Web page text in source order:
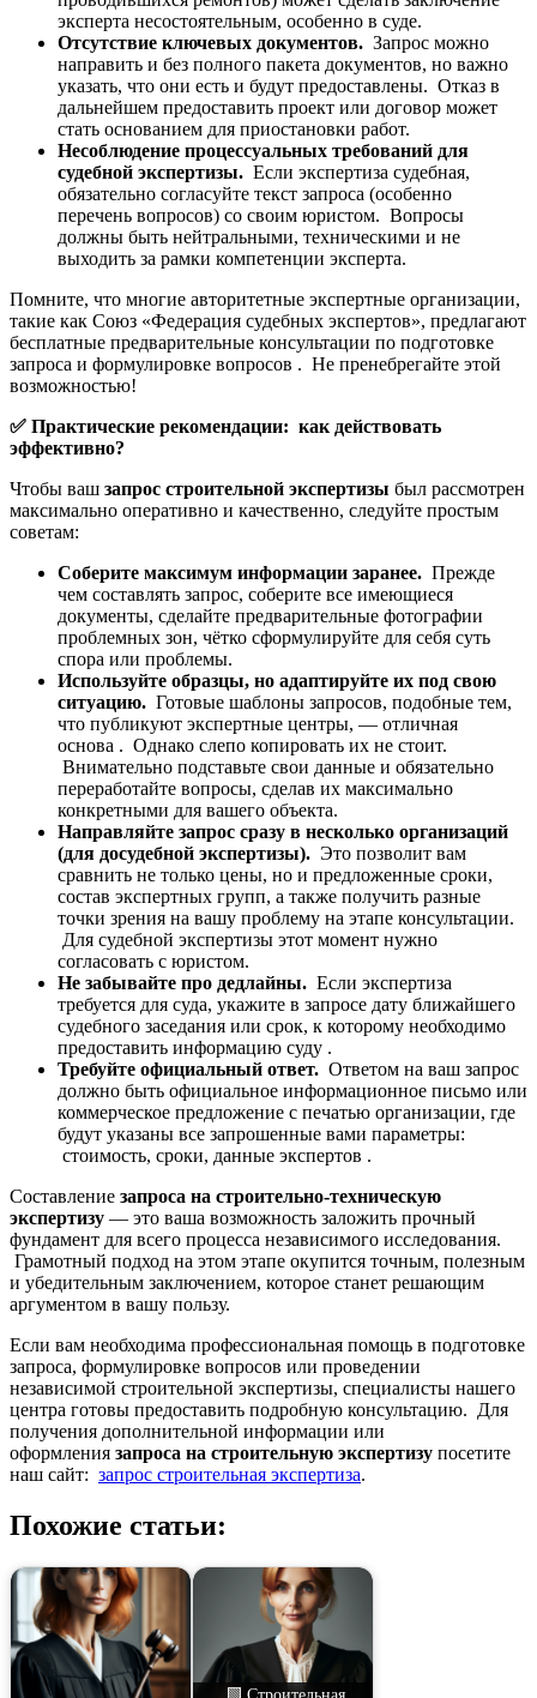
эксперта несостоятельным, особенно в суде.
Отсутствие ключевых документов. Запрос можно
направить и без полного пакета документов, но важно
указать, что они есть и будут предоставлены. Отказ в
дальнейшем предоставить проект или договор может
стать основанием для приостановки работ.
Несоблюдение процессуальных требований для
судебной экспертизы. Если экспертиза судебная,
обязательно согласуйте текст запроса (особенно
перечень вопросов) со своим юристом. Вопросы
должны быть нейтральными, техническими и не
выходить за рамки компетенции эксперта.
Помните, что многие авторитетные экспертные организации,
такие как Союз «Федерация судебных экспертов», предлагают
бесплатные предварительные консультации по подготовке
запроса и формулировке вопросов . Не пренебрегайте этой
возможностью!
✅ Практические рекомендации: как действовать
эффективно?
Чтобы ваш запрос строительной экспертизы был рассмотрен
максимально оперативно и качественно, следуйте простым
советам:
Соберите максимум информации заранее. Прежде
чем составлять запрос, соберите все имеющиеся
документы, сделайте предварительные фотографии
проблемных зон, чётко сформулируйте для себя суть
спора или проблемы.
Используйте образцы, но адаптируйте их под свою
ситуацию. Готовые шаблоны запросов, подобные тем,
что публикуют экспертные центры, — отличная
основа . Однако слепо копировать их не стоит.
Внимательно подставьте свои данные и обязательно
переработайте вопросы, сделав их максимально
конкретными для вашего объекта.
Направляйте запрос сразу в несколько организаций
(для досудебной экспертизы). Это позволит вам
сравнить не только цены, но и предложенные сроки,
состав экспертных групп, а также получить разные
точки зрения на вашу проблему на этапе консультации.
Для судебной экспертизы этот момент нужно
согласовать с юристом.
Не забывайте про дедлайны. Если экспертиза
требуется для суда, укажите в запросе дату ближайшего
судебного заседания или срок, к которому необходимо
предоставить информацию суду .
Требуйте официальный ответ. Ответом на ваш запрос
должно быть официальное информационное письмо или
коммерческое предложение с печатью организации, где
будут указаны все запрошенные вами параметры:
стоимость, сроки, данные экспертов .
Составление запроса на строительно-техническую
экспертизу — это ваша возможность заложить прочный
фундамент для всего процесса независимого исследования.
Грамотный подход на этом этапе окупится точным, полезным
и убедительным заключением, которое станет решающим
аргументом в вашу пользу.
Если вам необходима профессиональная помощь в подготовке
запроса, формулировке вопросов или проведении
независимой строительной экспертизы, специалисты нашего
центра готовы предоставить подробную консультацию. Для
получения дополнительной информации или
оформления запроса на строительную экспертизу посетите
наш сайт: запрос строительная экспертиза.
Похожие статьи:
🟩 Строительная